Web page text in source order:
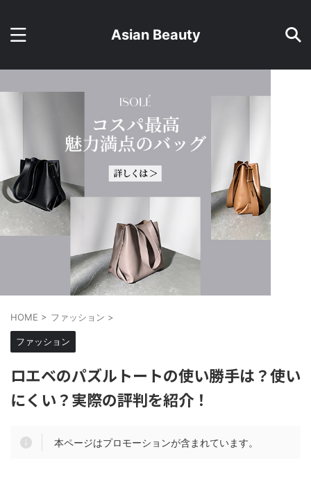
Asian Beauty
HOME > ファッション >
ファッション
ロエベのパズルトートの使い勝手は？使い
にくい？実際の評判を紹介！
本ページはプロモーションが含まれています。